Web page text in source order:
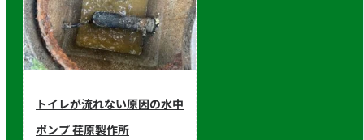
トイレが流れない原因の水中
ポンプ 荏原製作所